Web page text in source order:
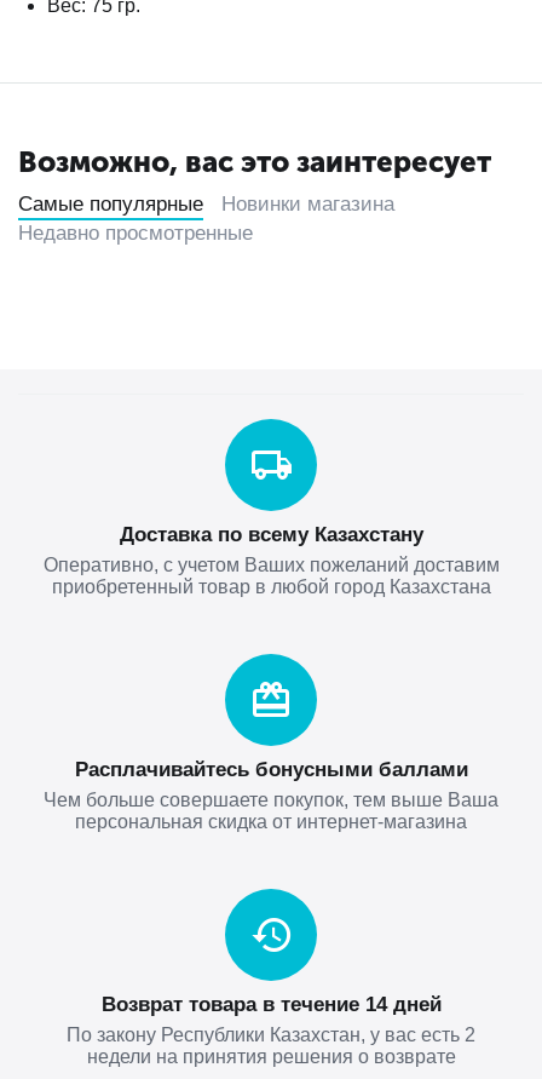
Вес: 75 гр.
Возможно, вас это заинтересует
Самые популярные
Новинки магазина
Недавно просмотренные
Доставка по всему Казахстану
Оперативно, с учетом Ваших пожеланий доставим
приобретенный товар в любой город Казахстана
Расплачивайтесь бонусными баллами
Чем больше совершаете покупок, тем выше Ваша
персональная скидка от интернет-магазина
Возврат товара в течение 14 дней
По закону Республики Казахстан, у вас есть 2
недели на принятия решения о возврате